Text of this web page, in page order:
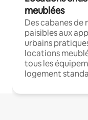
meublées
Des cabanes de
paisibles aux
urbains
locations
tous les
logement